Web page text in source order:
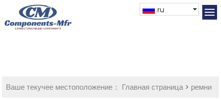
ru
Ваше текучее местоположение： Главная страница> ремни